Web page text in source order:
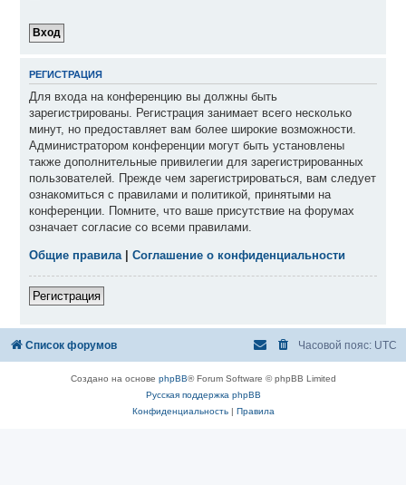
РЕГИСТРАЦИЯ
Для входа на конференцию вы должны быть
зарегистрированы. Регистрация занимает всего несколько
минут, но предоставляет вам более широкие возможности.
Администратором конференции могут быть установлены
также дополнительные привилегии для зарегистрированных
пользователей. Прежде чем зарегистрироваться, вам следует
ознакомиться с правилами и политикой, принятыми на
конференции. Помните, что ваше присутствие на форумах
означает согласие со всеми правилами.
Общие правила| Соглашение о конфиденциальности
Регистрация
Список форумов Часовой пояс: UTC
Создано на основе phpBB® Forum Software © phpBB Limited
Русская поддержка phpBB
Конфиденциальность| Правила